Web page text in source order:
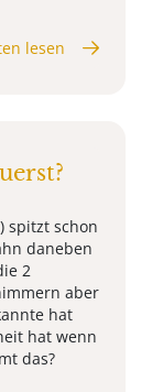
lesen
spitzt schon
daneben
2
aber
hat
hat wenn
das?